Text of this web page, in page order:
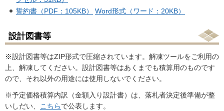
誓約書（PDF：105KB）
Word形式（ワード：20KB）
設計図書等
※設計図書等はZIP形式で圧縮されています。解凍ツールをご利用の
上、解凍してください。設計図書等はあくまでも積算用のものです
ので、それ以外の用途には使用しないでください。
※予定価格積算内訳（金額入り設計書）は、落札者決定後準備が整
いしだい、 こちらで公表します。